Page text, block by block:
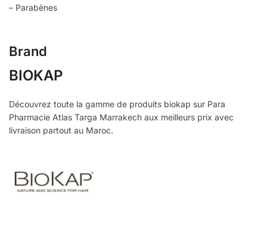
– Parabènes
Brand
BIOKAP
Découvrez toute la gamme de produits biokap sur Para
Pharmacie Atlas Targa Marrakech aux meilleurs prix avec
livraison partout au Maroc.